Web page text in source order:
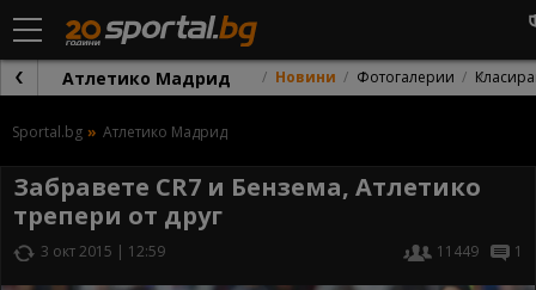
Атлетико Мадрид Новини Фотогалерии
Sportal.bg Атлетико Мадрид
Забравете CR7 и Бензема, Атлетико
трепери от друг
3 окт 2015 | 12:59 11449 1